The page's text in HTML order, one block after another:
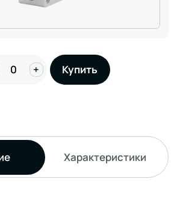
+ Купить
Характеристики